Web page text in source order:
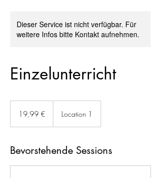
Dieser Service ist nicht verfügbar. Für
weitere Infos bitte Kontakt aufnehmen.
Einzelunterricht
19,99 € Location 1
Bevorstehende Sessions